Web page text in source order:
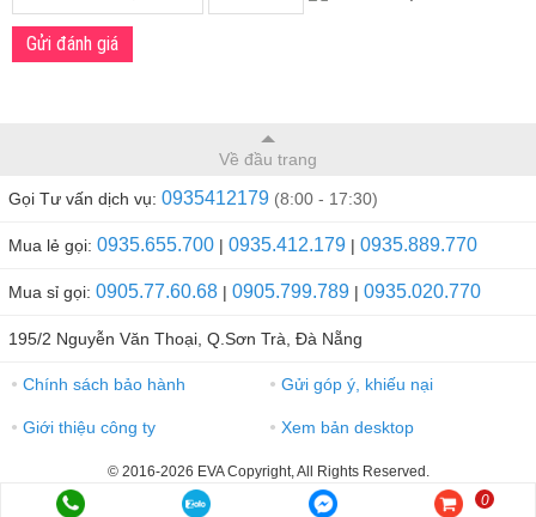
Gửi đánh giá
Về đầu trang
Gọi Tư vấn dịch vụ: 0935412179 (8:00 - 17:30)
Mua lẻ gọi: 0935.655.700 | 0935.412.179 | 0935.889.770
Mua sỉ gọi: 0905.77.60.68 | 0905.799.789 | 0935.020.770
195/2 Nguyễn Văn Thoại, Q.Sơn Trà, Đà Nẵng
● Chính sách bảo hành ● Gửi góp ý, khiếu nại
● Giới thiệu công ty ● Xem bản desktop
© 2016-2026 EVA Copyright, All Rights Reserved.
0